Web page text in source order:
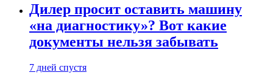
Дилер просит оставить машину
«на диагностику»? Вот какие
документы нельзя забывать
7 дней спустя